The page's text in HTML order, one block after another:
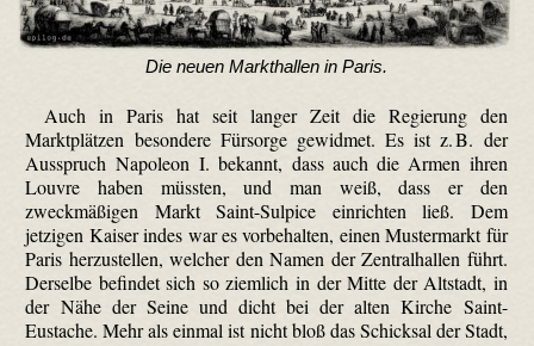
Die neuen Markthallen in Paris.
Auch in Paris hat seit langer Zeit die Regierung den
Marktplätzen besondere Fürsorge gewidmet. Es ist z. B. der
Ausspruch Napoleon I. bekannt, dass auch die Armen ihren
Louvre haben müssten, und man weiß, dass er den
zweckmäßigen Markt Saint-Sulpice einrichten ließ. Dem
jetzigen Kaiser indes war es vorbehalten, einen Mustermarkt für
Paris herzustellen, welcher den Namen der Zentralhallen führt.
Derselbe befindet sich so ziemlich in der Mitte der Altstadt, in
der Nähe der Seine und dicht bei der alten Kirche Saint-
Eustache. Mehr als einmal ist nicht bloß das Schicksal der Stadt,